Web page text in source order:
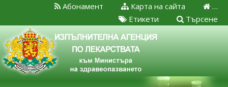
…
Карта на сайта
Абонамент
Търсене
Етикети